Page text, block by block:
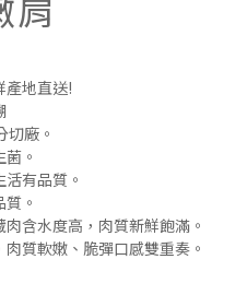
產地直送!
切廠。
。
有品質。
。
含水度高，肉質新鮮飽滿。
質軟嫩、脆彈口感雙重奏。